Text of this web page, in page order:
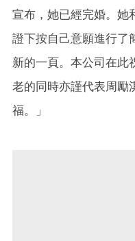
宣布，她已經完婚。她
證下按自己意願進行了
新的一頁。本公司在此
老的同時亦謹代表周勵
福。」